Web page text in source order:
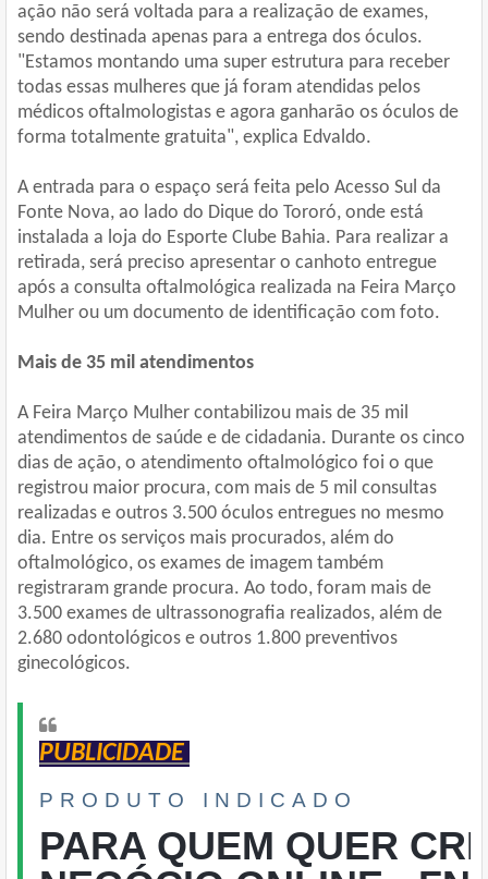
ação não será voltada para a realização de exames,
sendo destinada apenas para a entrega dos óculos.
"Estamos montando uma super estrutura para receber
todas essas mulheres que já foram atendidas pelos
médicos oftalmologistas e agora ganharão os óculos de
forma totalmente gratuita", explica Edvaldo.
A entrada para o espaço será feita pelo Acesso Sul da
Fonte Nova, ao lado do Dique do Tororó, onde está
instalada a loja do Esporte Clube Bahia. Para realizar a
retirada, será preciso apresentar o canhoto entregue
após a consulta oftalmológica realizada na Feira Março
Mulher ou um documento de identificação com foto.
Mais de 35 mil atendimentos
A Feira Março Mulher contabilizou mais de 35 mil
atendimentos de saúde e de cidadania. Durante os cinco
dias de ação, o atendimento oftalmológico foi o que
registrou maior procura, com mais de 5 mil consultas
realizadas e outros 3.500 óculos entregues no mesmo
dia. Entre os serviços mais procurados, além do
oftalmológico, os exames de imagem também
registraram grande procura. Ao todo, foram mais de
3.500 exames de ultrassonografia realizados, além de
2.680 odontológicos e outros 1.800 preventivos
ginecológicos.
PUBLICIDADE
PRODUTO INDICADO
PARA QUEM QUER